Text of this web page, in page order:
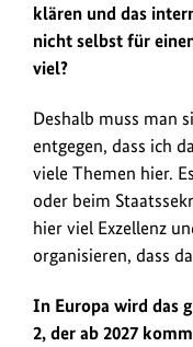
klären und das
nicht selbst für
viel?
Deshalb muss man
entgegen, dass ich
viele Themen hier.
oder beim
hier viel Exzellenz
organisieren, dass
In Europa wird das
2, der ab 2027